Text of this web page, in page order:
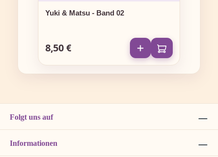
Yuki & Matsu - Band 02
Regulärer Preis:
8,50 €
Folgt uns auf
Informationen